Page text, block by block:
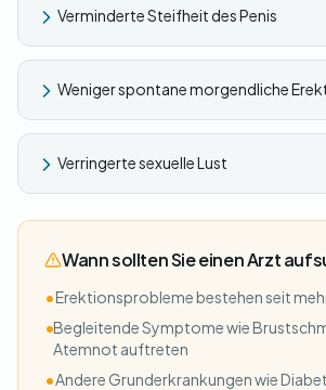
Verminderte Steifheit des Penis
Weniger spontane morgendliche
Verringerte sexuelle Lust
Wann sollten Sie einen Arzt
•Erektionsprobleme bestehen seit
•Begleitende Symptome wie
Atemnot auftreten
•Andere Grunderkrankungen wie